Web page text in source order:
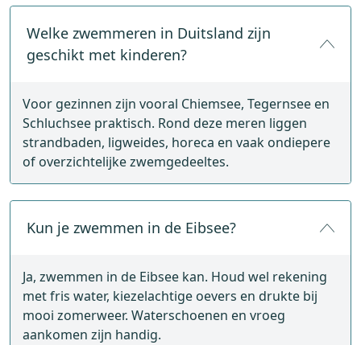
Welke zwemmeren in Duitsland zijn
geschikt met kinderen?
Voor gezinnen zijn vooral Chiemsee, Tegernsee en
Schluchsee praktisch. Rond deze meren liggen
strandbaden, ligweides, horeca en vaak ondiepere
of overzichtelijke zwemgedeeltes.
Kun je zwemmen in de Eibsee?
Ja, zwemmen in de Eibsee kan. Houd wel rekening
met fris water, kiezelachtige oevers en drukte bij
mooi zomerweer. Waterschoenen en vroeg
aankomen zijn handig.